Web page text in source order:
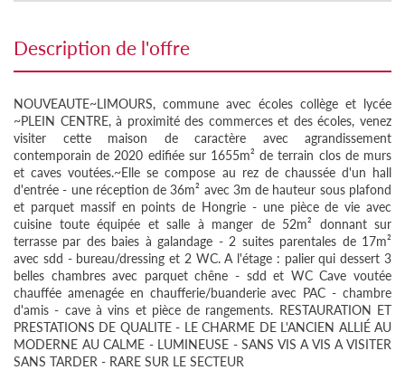
description de l'offre
NOUVEAUTE~LIMOURS, commune avec écoles collège et lycée
~PLEIN CENTRE, à proximité des commerces et des écoles, venez
visiter cette maison de caractère avec agrandissement
contemporain de 2020 edifiée sur 1655m² de terrain clos de murs
et caves voutées.~Elle se compose au rez de chaussée d'un hall
d'entrée - une réception de 36m² avec 3m de hauteur sous plafond
et parquet massif en points de Hongrie - une pièce de vie avec
cuisine toute équipée et salle à manger de 52m² donnant sur
terrasse par des baies à galandage - 2 suites parentales de 17m²
avec sdd - bureau/dressing et 2 WC. A l'étage : palier qui dessert 3
belles chambres avec parquet chêne - sdd et WC Cave voutée
chauffée amenagée en chaufferie/buanderie avec PAC - chambre
d'amis - cave à vins et pièce de rangements. RESTAURATION ET
PRESTATIONS DE QUALITE - LE CHARME DE L'ANCIEN ALLIÉ AU
MODERNE AU CALME - LUMINEUSE - SANS VIS A VIS A VISITER
SANS TARDER - RARE SUR LE SECTEUR